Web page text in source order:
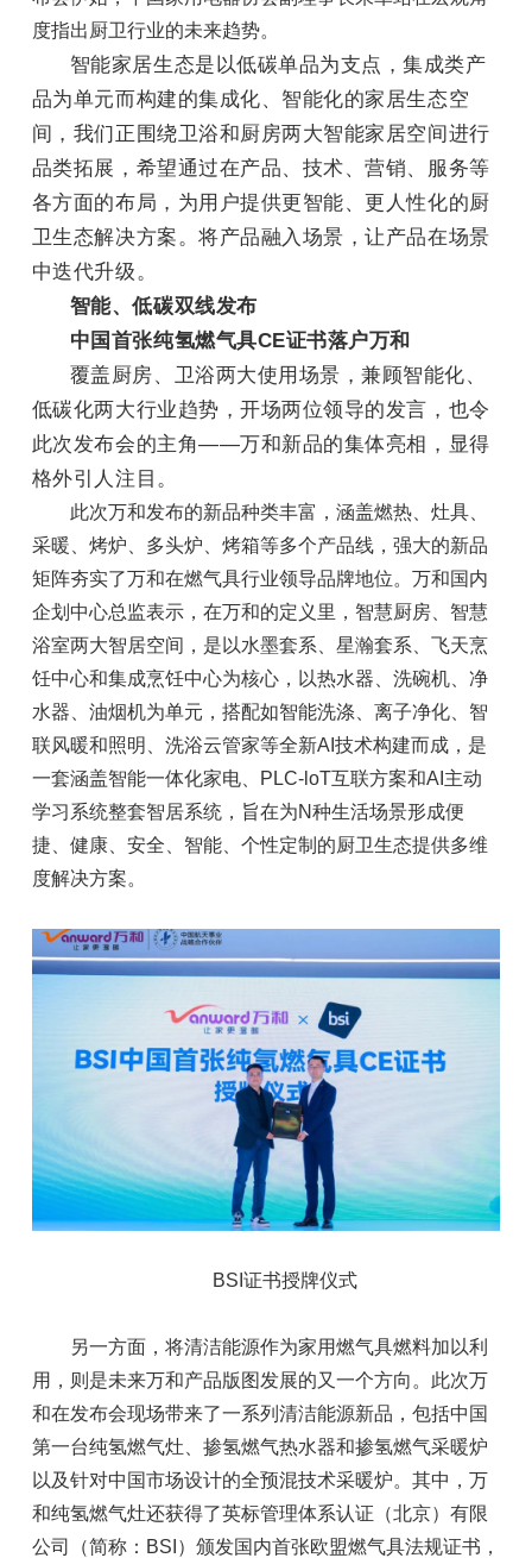
度指出厨卫行业的未来趋势。
智能家居生态是以低碳单品为支点，集成类产
品为单元而构建的集成化、智能化的家居生态空
间，我们正围绕卫浴和厨房两大智能家居空间进行
品类拓展，希望通过在产品、技术、营销、服务等
各方面的布局，为用户提供更智能、更人性化的厨
卫生态解决方案。将产品融入场景，让产品在场景
中迭代升级。
智能、低碳双线发布
中国首张纯氢燃气具CE证书落户万和
覆盖厨房、卫浴两大使用场景，兼顾智能化、
低碳化两大行业趋势，开场两位领导的发言，也令
此次发布会的主角——万和新品的集体亮相，显得
格外引人注目。
此次万和发布的新品种类丰富，涵盖燃热、灶具、
采暖、烤炉、多头炉、烤箱等多个产品线，强大的新品
矩阵夯实了万和在燃气具行业领导品牌地位。万和国内
企划中心总监表示，在万和的定义里，智慧厨房、智慧
浴室两大智居空间，是以水墨套系、星瀚套系、飞天烹
饪中心和集成烹饪中心为核心，以热水器、洗碗机、净
水器、油烟机为单元，搭配如智能洗涤、离子净化、智
联风暖和照明、洗浴云管家等全新AI技术构建而成，是
一套涵盖智能一体化家电、PLC-loT互联方案和AI主动
学习系统整套智居系统，旨在为N种生活场景形成便
捷、健康、安全、智能、个性定制的厨卫生态提供多维
度解决方案。
BSI证书授牌仪式
另一方面，将清洁能源作为家用燃气具燃料加以利
用，则是未来万和产品版图发展的又一个方向。此次万
和在发布会现场带来了一系列清洁能源新品，包括中国
第一台纯氢燃气灶、掺氢燃气热水器和掺氢燃气采暖炉
以及针对中国市场设计的全预混技术采暖炉。其中，万
和纯氢燃气灶还获得了英标管理体系认证（北京）有限
公司（简称：BSI）颁发国内首张欧盟燃气具法规证书，